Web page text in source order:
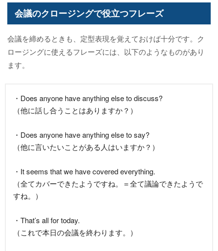
会議のクロージングで役立つフレーズ
会議を締めるときも、定型表現を覚えておけば十分です。ク
ロージングに使えるフレーズには、以下のようなものがあり
ます。
・Does anyone have anything else to discuss?
（他に話し合うことはありますか？）
・Does anyone have anything else to say?
（他に言いたいことがある人はいますか？）
・It seems that we have covered everything.
（全てカバーできたようですね。＝全て議論できたようで
すね。）
・That’s all for today.
（これで本日の会議を終わります。）